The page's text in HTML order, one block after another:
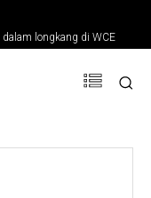
longkang di WCE